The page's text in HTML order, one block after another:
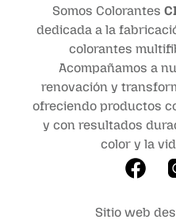
Somos Colorantes
dedicada a la
colorantes
Acompañamos a
renovación y
ofreciendo productos
y con resultados
color y la
Sitio web